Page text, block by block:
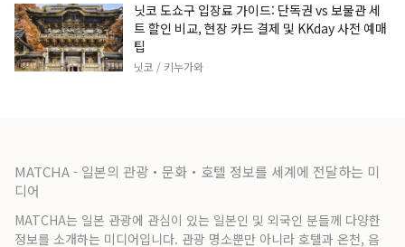
닛코 도쇼구 입장료 가이드: 단독권 vs 보물관 세
트 할인 비교, 현장 카드 결제 및 KKday 사전 예매
팁
닛코 / 키누가와
MATCHA - 일본의 관광・문화・호텔 정보를 세계에 전달하는 미
디어
MATCHA는 일본 관광에 관심이 있는 일본인 및 외국인 분들께 다양한
정보를 소개하는 미디어입니다. 관광 명소뿐만 아니라 호텔과 온천, 음